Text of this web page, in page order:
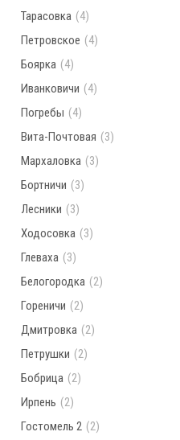
Тарасовка (4)
Петровское (4)
Боярка (4)
Иванковичи (4)
Погребы (4)
Вита-Почтовая (3)
Мархаловка (3)
Бортничи (3)
Лесники (3)
Ходосовка (3)
Глеваха (3)
Белогородка (2)
Гореничи (2)
Дмитровка (2)
Петрушки (2)
Бобрица (2)
Ирпень (2)
Гостомель 2 (2)